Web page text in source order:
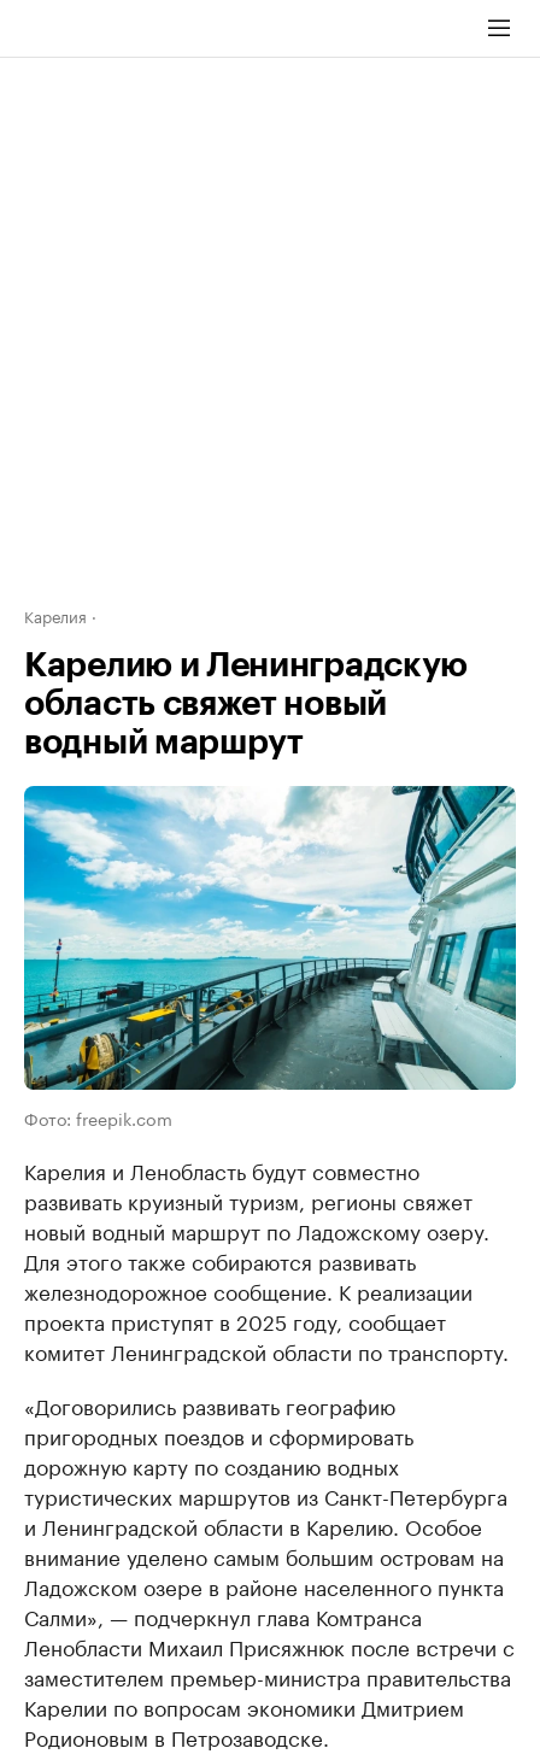
Карелия
Карелию и Ленинградскую
область свяжет новый
водный маршрут
Фото: freepik.com
Карелия и Ленобласть будут совместно
развивать круизный туризм, регионы свяжет
новый водный маршрут по Ладожскому озеру.
Для этого также собираются развивать
железнодорожное сообщение. К реализации
проекта приступят в 2025 году, сообщает
комитет Ленинградской области по транспорту.
«Договорились развивать географию
пригородных поездов и сформировать
дорожную карту по созданию водных
туристических маршрутов из Санкт-Петербурга
и Ленинградской области в Карелию. Особое
внимание уделено самым большим островам на
Ладожском озере в районе населенного пункта
Салми», — подчеркнул глава Комтранса
Ленобласти Михаил Присяжнюк после встречи с
заместителем премьер-министра правительства
Карелии по вопросам экономики Дмитрием
Родионовым в Петрозаводске.